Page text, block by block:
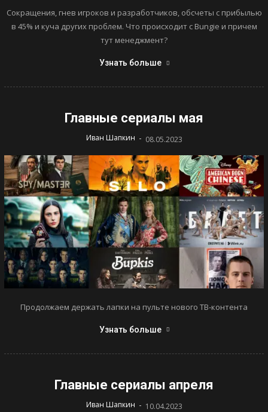
Сокращения, гнев игроков и разработчиков, обсчеты с прибылью
в 45% и куча других проблем. Что происходит с Bungie и причем
тут менеджмент?
Узнать больше
Главные сериалы мая
Иван Шапкин - 08.05.2023
Продолжаем держать лапки на пульте нового ТВ-контента
Узнать больше
Главные сериалы апреля
Иван Шапкин - 10.04.2023